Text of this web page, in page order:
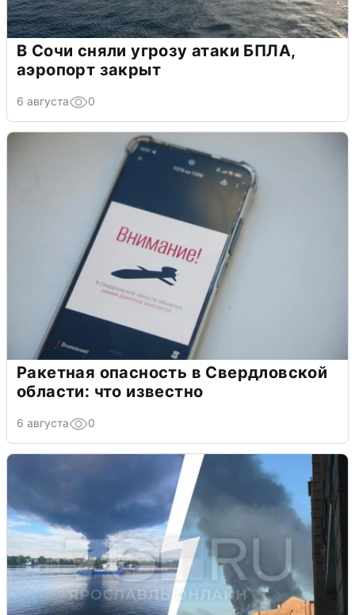
В Сочи сняли угрозу атаки БПЛА,
аэропорт закрыт
6 августа 0
Ракетная опасность в Свердловской
области: что известно
6 августа 0